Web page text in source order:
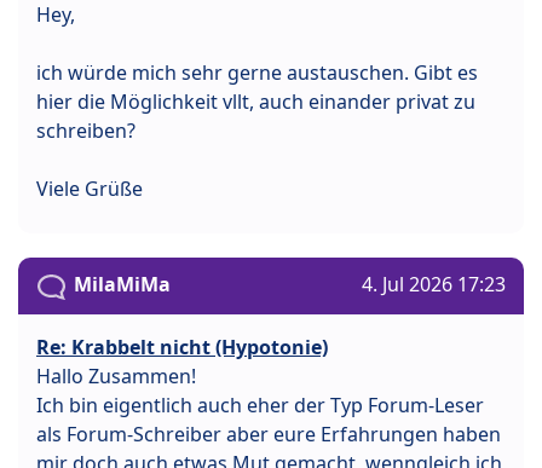
Hey,
ich würde mich sehr gerne austauschen. Gibt es
hier die Möglichkeit vllt, auch einander privat zu
schreiben?
Viele Grüße
MilaMiMa 4. Jul 2026 17:23
Re: Krabbelt nicht (Hypotonie)
Hallo Zusammen!
Ich bin eigentlich auch eher der Typ Forum-Leser
als Forum-Schreiber aber eure Erfahrungen haben
mir doch auch etwas Mut gemacht, wenngleich ich